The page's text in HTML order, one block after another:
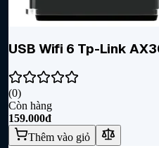
USB Wifi 6 Tp-Link
(0)
Còn hàng
159.000đ
Thêm vào giỏ